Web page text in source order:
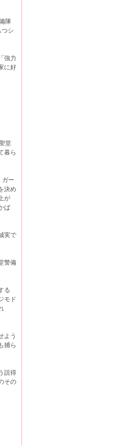
隊
シ
強力
に好
堂
暮ら
ガー
決め
が
ば
実で
警備
る
モド
よう
捕ら
説得
その